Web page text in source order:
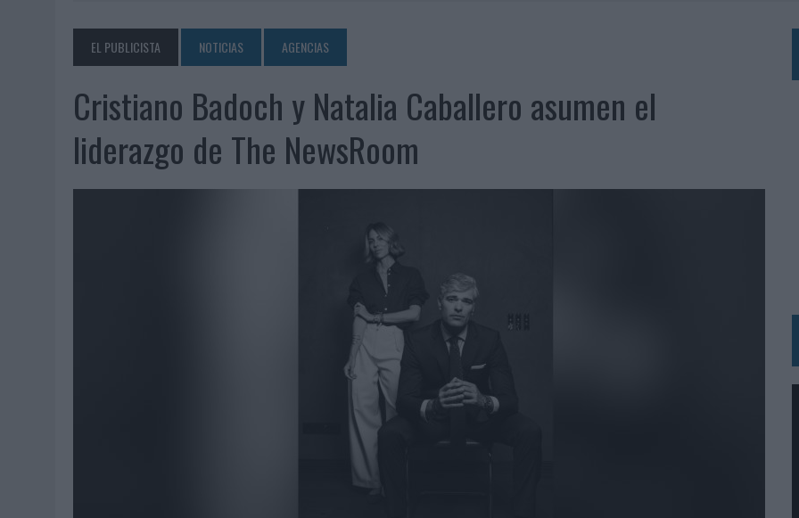
07/08/2026 | MG SPIRIT RELANZA SU MARCA CON UNA ESTRATEGIA 360º CENTRADA EN EL ORIGEN BARCELONÉS
07/08/2026
PATRÓN CONVIERTE EL NUEVO SINGLE DE ARÓN PIPER EN UNA EXPERIENCIA DE MARCA EN IBIZA
07/08/2026 |
EL VERANO PONE A PRUEBA LA ESTRATEGIA DIGITAL DE LAS MARCAS
07/08/2026
| VUELING CONVIERTE LOS RECUERDOS EN SOUVENIRS CON IA
SIETE DE CADA DIEZ EMPRESAS ESPAÑOLAS NO INTEGRAN LA INFANCIA EN SU ESTRATEGIA
LA TELEVISIÓN SIGUE LIDERANDO EL CONSUMO DE MEDIOS EN VERANO Y SUPERA AL MÓVIL COMO DISPOSITIVO MÁS UTILIZADO
EL USO DE LA IA GENERATIVA ALCANZA YA AL 62% DE LOS ESPAÑOLES
SYSTEM1 NOMBRA A KIMBERLY BASTONI COMO NUEVA DIRECTORA COMERCIAL GLOBAL
FRIGO Y UNIQLO LANZAN UNA COLECCIÓN PERSONALIZABLE INSPIRADA EN CORNETTO, CALIPPO Y SOLERO
LA IA ESTÁ SUBIENDO EL LISTÓN DE LA CREATIVIDAD
BEON WORLDWIDE LANZA RAÍZ URBANA PARA TRANSFORMAR EL PATRIMONIO HISTÓRICO EN ACTIVOS CULTURALES Y ECONÓMICOS
FABRA COMUNICACIÓN INCORPORA A CASONÁ Y ASUME LA GESTIÓN DE SUS RELACIONES CON LOS MEDIOS
LOPESAN HOTELS & RESORTS ACERCA EL PARAÍSO CANARIO EN SU ÚLTIMA CAMPAÑA INTERNACIONAL
EL PUBLICISTA NOTICIAS AGENCIAS
Cristiano Badoch y Natalia Caballero asumen el
liderazgo de The NewsRoom